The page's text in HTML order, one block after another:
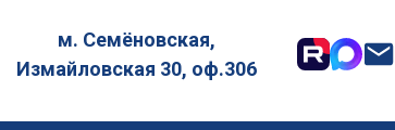
м. Семёновская,
Измайловская 30, оф.306